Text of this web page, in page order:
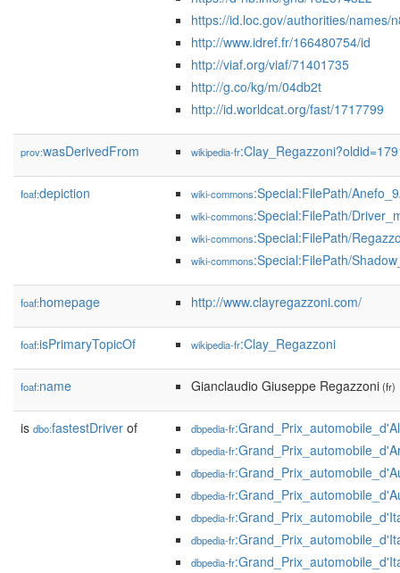
https://id.loc.gov/authorities/names/
http://www.idref.fr/166480754/id
http://viaf.org/viaf/71401735
http://g.co/kg/m/04db2t
http://id.worldcat.org/fast/1717799
prov:wasDerivedFrom wikipedia-fr
foaf:depiction wiki-commons:Special:FilePath/
wiki-commons:Special:FilePath/
wiki-commons:Special:FilePath/
wiki-commons:Special:FilePath/
foaf:homepage http://www.clayregazzoni.com/
foaf:isPrimaryTopicOf wikipedia-fr:Clay_Regazzoni
foaf:name Gianclaudio Giuseppe Regazzoni(fr)
is dbo:fastestDriver of dbpedia-fr
dbpedia-fr
dbpedia-fr
dbpedia-fr
dbpedia-fr
dbpedia-fr
dbpedia-fr